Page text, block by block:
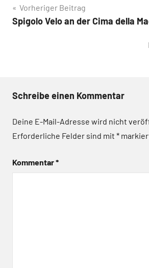
Beitragsnavigation
Vorheriger Beitrag
Spigolo Velo an der Cima della
Schreibe einen Kommentar
Deine E-Mail-Adresse wird nicht
Erforderliche Felder sind mit *
Kommentar*